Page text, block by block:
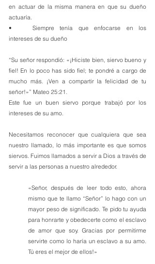
en actuar de la misma manera en que su dueño
actuaría.
•	Siempre tenía que enfocarse en los
intereses de su dueño
“Su señor respondió: «¡Hiciste bien, siervo bueno y
fiel! En lo poco has sido fiel; te pondré a cargo de
mucho más. ¡Ven a compartir la felicidad de tu
señor!»” Mateo 25:21.
Este fue un buen siervo porque trabajó por los
intereses de su amo.
Necesitamos reconocer que cualquiera que sea
nuestro llamado, lo más importante es que somos
siervos. Fuimos llamados a servir a Dios a través de
servir a las personas a nuestro alrededor.
«Señor, después de leer todo esto, ahora
mismo que te llamo “Señor” lo hago con un
mayor peso de significado. Te pido tu ayuda
para honrarte y obedecerte como el esclavo
de amor que soy. Gracias por permitirme
servirte como lo haría un esclavo a su amo.
Tú eres el mejor de ellos!»